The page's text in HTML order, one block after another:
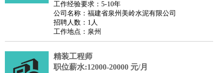
工作经验要求：5-10年
公司名称：福建省泉州美岭水泥有限公司
招聘人数：1人
工作地点：泉州
精装工程师
职位薪水:12000-20000 元/月